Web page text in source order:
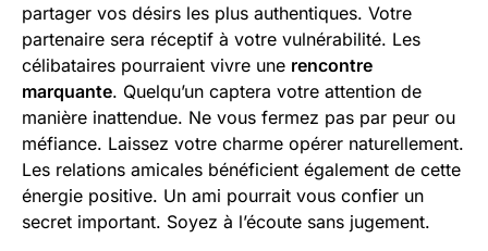
partager vos désirs les plus authentiques. Votre
partenaire sera réceptif à votre vulnérabilité. Les
célibataires pourraient vivre une rencontre
marquante. Quelqu’un captera votre attention de
manière inattendue. Ne vous fermez pas par peur ou
méfiance. Laissez votre charme opérer naturellement.
Les relations amicales bénéficient également de cette
énergie positive. Un ami pourrait vous confier un
secret important. Soyez à l’écoute sans jugement.